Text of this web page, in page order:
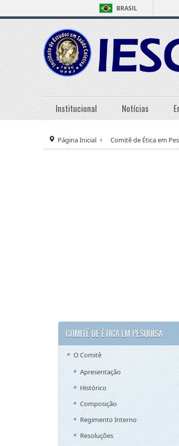
BRASIL
Institucional Notícias
Página Inicial Comitê de Ética em
COMITÊ DE ÉTICA EM PESQUISA
O Comitê
Apresentação
Histórico
Composição
Regimento Interno
Resoluções